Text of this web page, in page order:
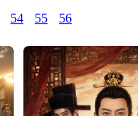
54 55 56